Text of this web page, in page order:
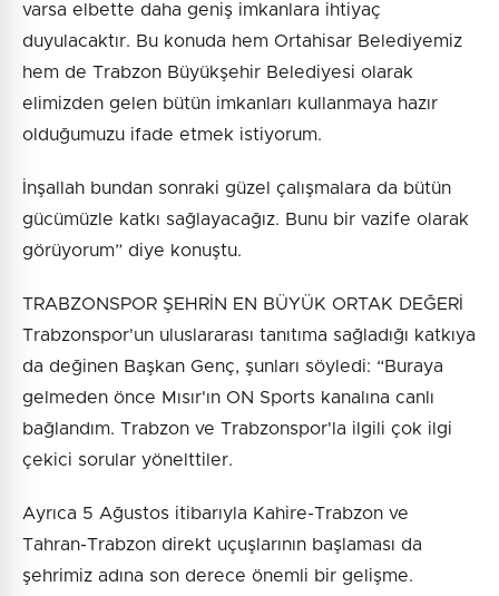
varsa elbette daha geniş imkanlara ihtiyaç
duyulacaktır. Bu konuda hem Ortahisar Belediyemiz
hem de Trabzon Büyükşehir Belediyesi olarak
elimizden gelen bütün imkanları kullanmaya hazır
olduğumuzu ifade etmek istiyorum.
İnşallah bundan sonraki güzel çalışmalara da bütün
gücümüzle katkı sağlayacağız. Bunu bir vazife olarak
görüyorum” diye konuştu.
TRABZONSPOR ŞEHRİN EN BÜYÜK ORTAK DEĞERİ
Trabzonspor'un uluslararası tanıtıma sağladığı katkıya
da değinen Başkan Genç, şunları söyledi: “Buraya
gelmeden önce Mısır'ın ON Sports kanalına canlı
bağlandım. Trabzon ve Trabzonspor'la ilgili çok ilgi
çekici sorular yönelttiler.
Ayrıca 5 Ağustos itibarıyla Kahire-Trabzon ve
Tahran-Trabzon direkt uçuşlarının başlaması da
şehrimiz adına son derece önemli bir gelişme.